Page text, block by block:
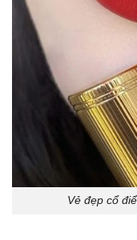
Vẻ đẹp cổ